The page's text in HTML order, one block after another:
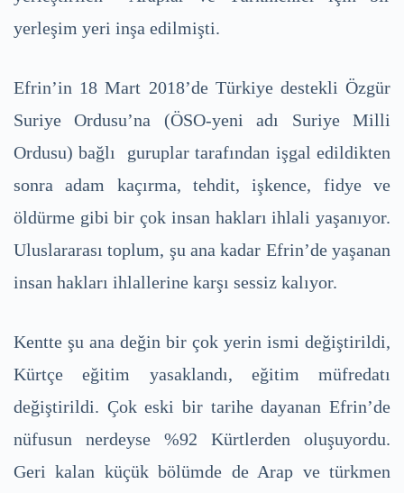
yerleşim yeri inşa edilmişti.
Efrin’in 18 Mart 2018’de Türkiye destekli Özgür
Suriye Ordusu’na (ÖSO-yeni adı Suriye Milli
Ordusu) bağlı guruplar tarafından işgal edildikten
sonra adam kaçırma, tehdit, işkence, fidye ve
öldürme gibi bir çok insan hakları ihlali yaşanıyor.
Uluslararası toplum, şu ana kadar Efrin’de yaşanan
insan hakları ihlallerine karşı sessiz kalıyor.
Kentte şu ana değin bir çok yerin ismi değiştirildi,
Kürtçe eğitim yasaklandı, eğitim müfredatı
değiştirildi. Çok eski bir tarihe dayanan Efrin’de
nüfusun nerdeyse %92 Kürtlerden oluşuyordu.
Geri kalan küçük bölümde de Arap ve türkmen